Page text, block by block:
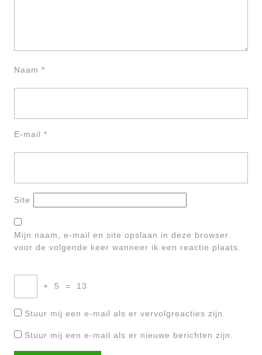
Naam *
E-mail *
Site
Mijn naam, e-mail en site opslaan in deze browser
voor de volgende keer wanneer ik een reactie plaats.
+ 5 = 13
Stuur mij een e-mail als er vervolgreacties zijn.
Stuur mij een e-mail als er nieuwe berichten zijn.